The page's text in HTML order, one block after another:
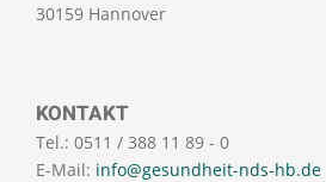
30159 Hannover
KONTAKT
Tel.: 0511 / 388 11 89 - 0
E-Mail: info@gesundheit-nds-hb.de